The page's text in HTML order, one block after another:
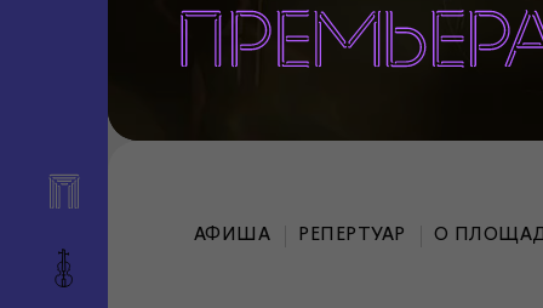
АФИША РЕПЕРТУАР О